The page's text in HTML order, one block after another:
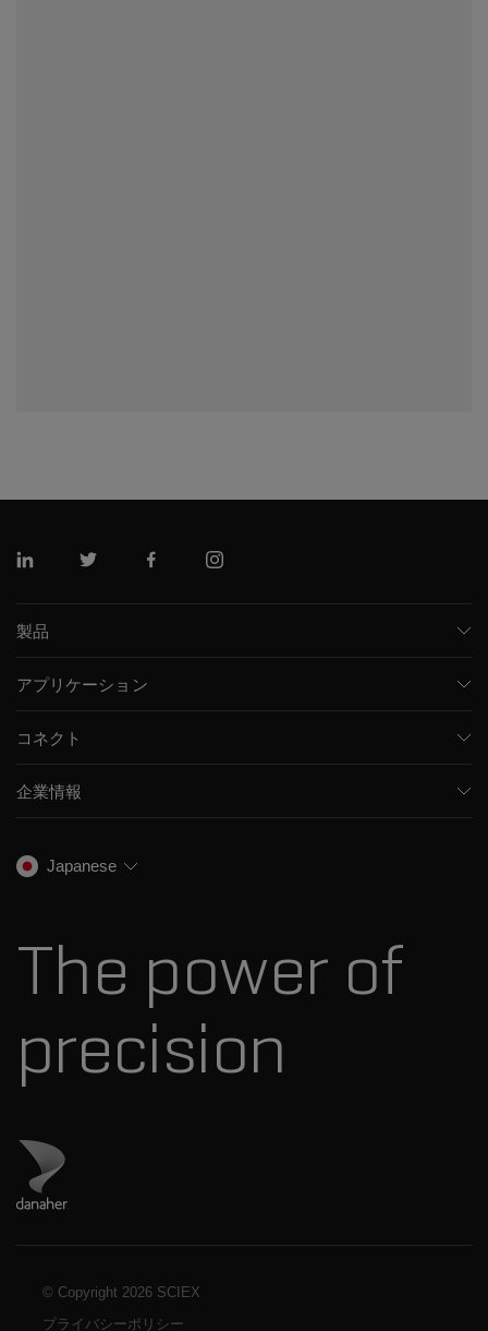
リンクトインツイッターフェイスブックインスタグラム
製品
キャピラリー電気泳動機器
統合ソリューション
スペクトルライブラリ
アプリケーション
環境分析
法医学ソリューション
コネクト
トレーニング
キャリア
企業情報
プレスリリース
Japanese
The power of
precision
ダナハーのサイトにアクセス
© Copyright 2026 SCIEX
プライバシーポリシー